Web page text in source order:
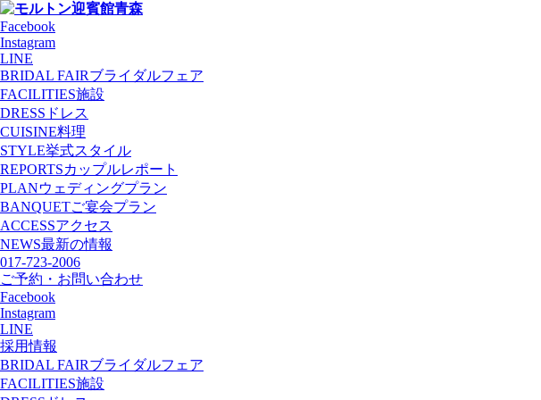
Facebook
Instagram
LINE
BRIDAL FAIRブライダルフェア
FACILITIES施設
DRESS ドレス
CUISINE料理
STYLE挙式スタイル
REPORTSカップルレポート
PLANウェディングプラン
BANQUETご宴会プラン
ACCESSアクセス
NEWS最新の情報
017-723-2006
ご予約・お問い合わせ
Facebook
Instagram
LINE
採用情報
BRIDAL FAIRブライダルフェア
FACILITIES施設